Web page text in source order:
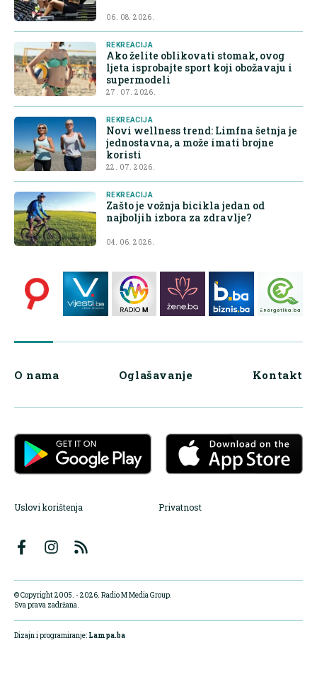
06. 08. 2026.
REKREACIJA
Ako želite oblikovati stomak, ovog
ljeta isprobajte sport koji obožavaju i
supermodeli
27. 07. 2026.
REKREACIJA
Novi wellness trend: Limfna šetnja je
jednostavna, a može imati brojne
koristi
22. 07. 2026.
REKREACIJA
Zašto je vožnja bicikla jedan od
najboljih izbora za zdravlje?
04. 06. 2026.
O nama Oglašavanje Kontakt
Uslovi korištenja Privatnost
© Copyright 2005. - 2026. Radio M Media Group.
Sva prava zadržana.
Dizajn i programiranje: Lampa.ba